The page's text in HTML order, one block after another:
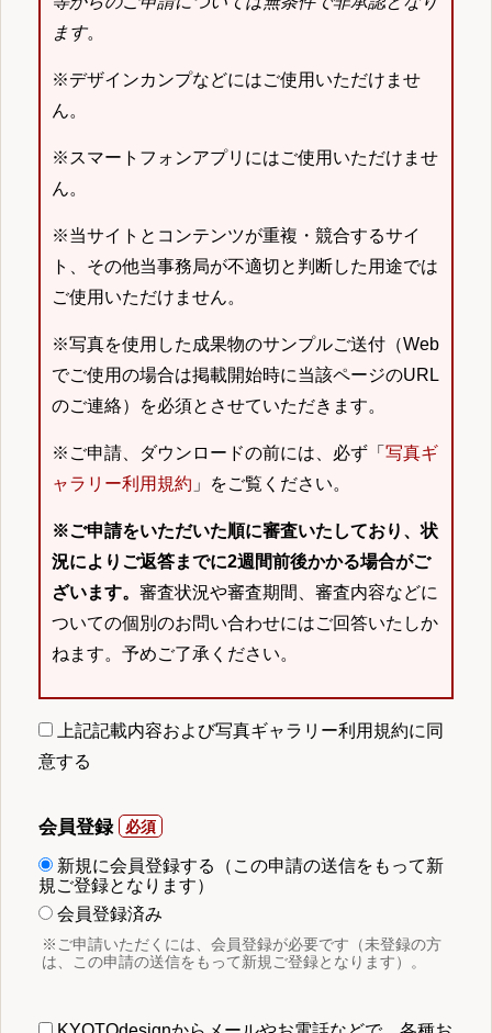
ます。
※デザインカンプなどにはご使用いただけませ
ん。
※スマートフォンアプリにはご使用いただけませ
ん。
※当サイトとコンテンツが重複・競合するサイ
ト、その他当事務局が不適切と判断した用途では
ご使用いただけません。
※写真を使用した成果物のサンプルご送付（Web
でご使用の場合は掲載開始時に当該ページのURL
のご連絡）を必須とさせていただきます。
※ご申請、ダウンロードの前には、必ず「 写真ギ
ャラリー利用規約 」をご覧ください。
※ご申請をいただいた順に審査いたしており、状
況によりご返答までに2週間前後かかる場合がご
ざいます。 審査状況や審査期間、審査内容などに
ついての個別のお問い合わせにはご回答いたしか
ねます。予めご了承ください。
上記記載内容および写真ギャラリー利用規約に同
意する
会員登録
新規に会員登録する（この申請の送信をもって新
規ご登録となります）
会員登録済み
※ご申請いただくには、会員登録が必要です（未登録の方
は、この申請の送信をもって新規ご登録となります）。